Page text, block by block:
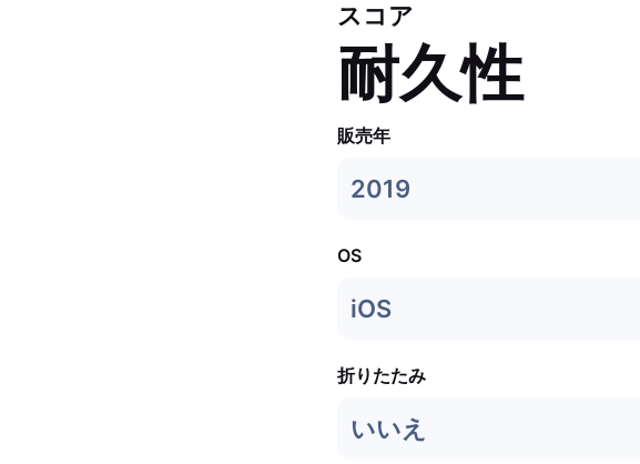
スコア
耐久性
販売年
2019
OS
iOS
折りたたみ
いいえ